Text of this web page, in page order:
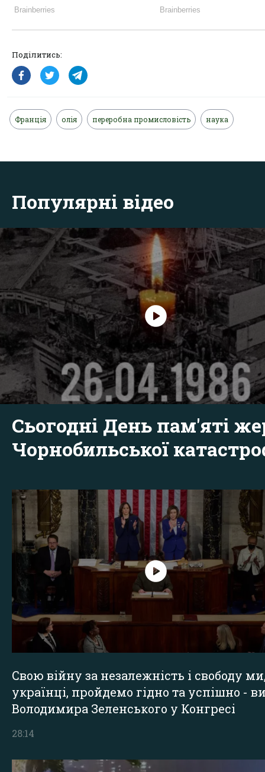
Поділитись:
Франція олія переробна промисловість наука
Популярні відео
Сьогодні День пам'яті
Чорнобильської
Свою війну за незалежність і свободу
українці, пройдемо гідно та успішно -
Володимира Зеленського у Конгресі
28:14